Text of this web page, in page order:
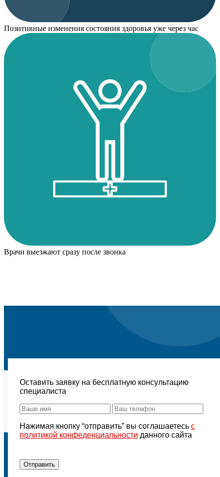
Позитивные изменения состояния здоровья уже через час
Врачи выезжают сразу после звонка
Оставить заявку на бесплатную консультацию
специалиста
Нажимая кнопку “отправить” вы соглашаетесь с
политикой конфеденциальности данного сайта
Отправить